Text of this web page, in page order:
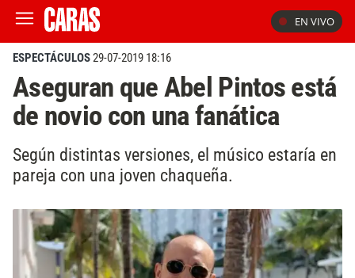
EN VIVO
ESPECTÁCULOS29-07-2019 18:16
Aseguran que Abel Pintos está
de novio con una fanática
Según distintas versiones, el músico estaría en
pareja con una joven chaqueña.